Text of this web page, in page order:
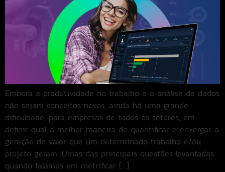
Embora a produtividade no trabalho e a análise de dados
não sejam conceitos novos, ainda há uma grande
dificuldade, para empresas de todos os setores, em
definir qual a melhor maneira de quantificar e enxergar a
geração de valor que um determinado trabalho e/ou
projeto geram. Umas das principais questões levantadas
quando falamos em metrificar […]